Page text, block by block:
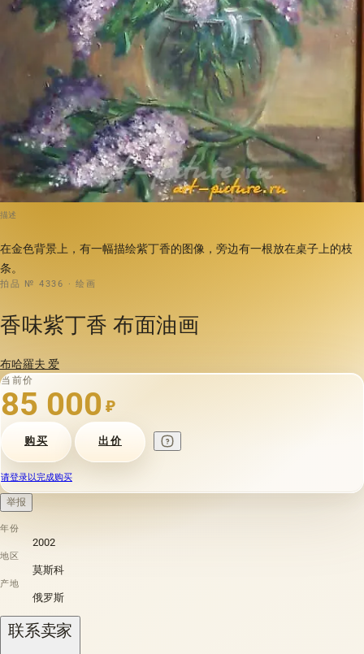
描述
在金色背景上，有一幅描绘紫丁香的图像，旁边有一根放在桌子上的枝
条。
拍品 № 4336 · 绘画
香味紫丁香 布面油画
布哈羅夫 爱
当前价
85 000 ₽
购买 出价
请登录以完成购买
举报
年份
2002
地区
莫斯科
产地
俄罗斯
联系卖家